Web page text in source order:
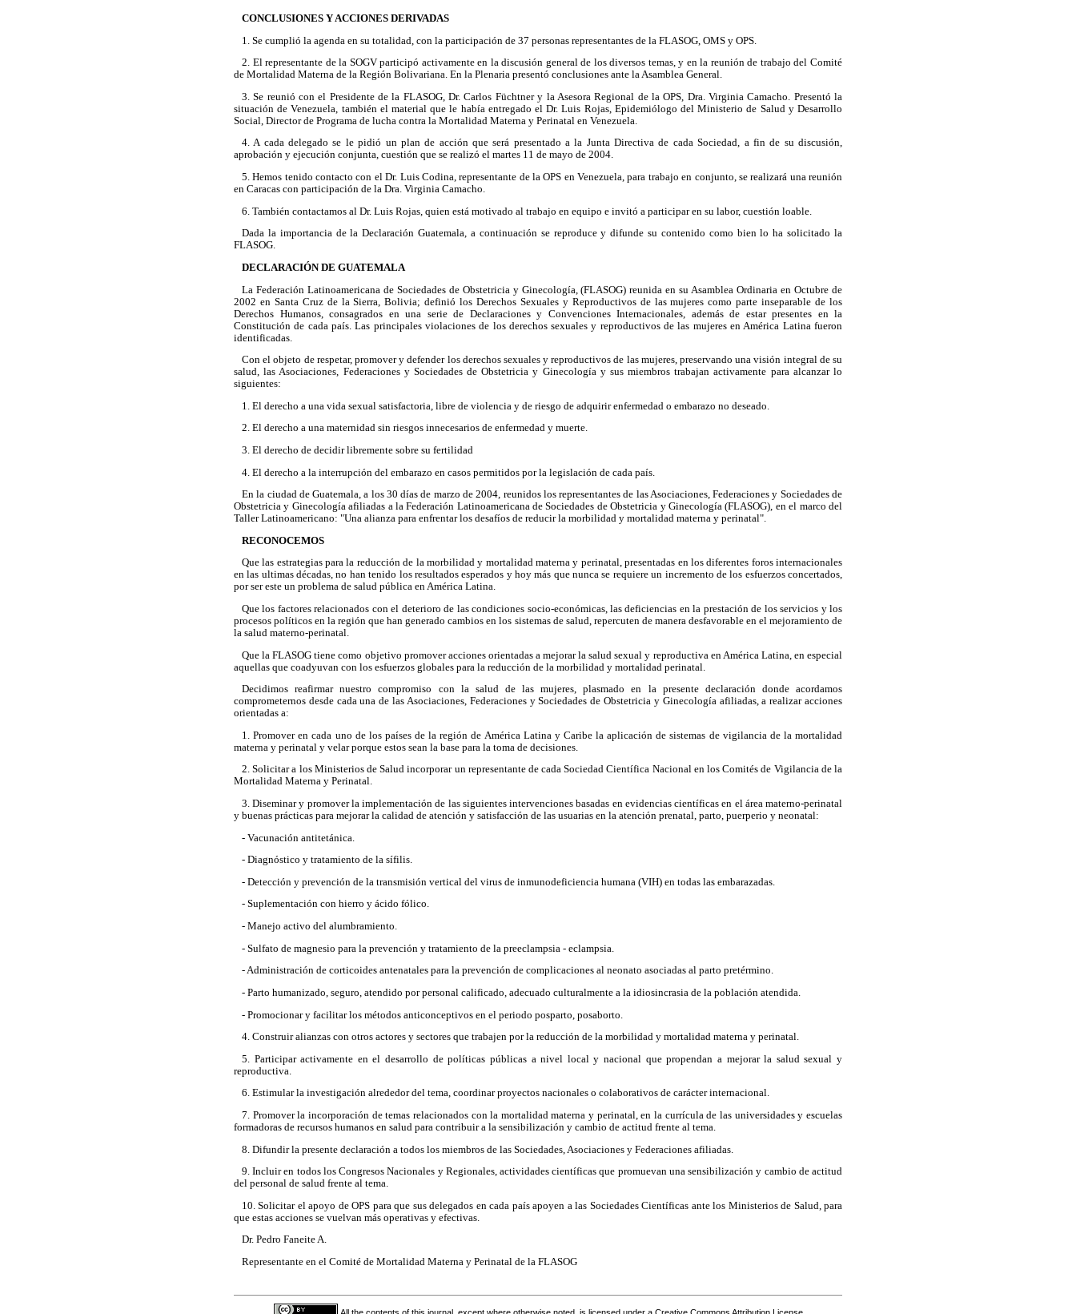
CONCLUSIONES Y ACCIONES DERIVADAS
1. Se cumplió la agenda en su totalidad, con la participación de 37 personas representantes de la FLASOG, OMS y OPS.
2. El representante de la SOGV participó activamente en la discusión general de los diversos temas, y en la reunión de trabajo del Comité
de Mortalidad Materna de la Región Bolivariana. En la Plenaria presentó conclusiones ante la Asamblea General.
3. Se reunió con el Presidente de la FLASOG, Dr. Carlos Füchtner y la Asesora Regional de la OPS, Dra. Virginia Camacho. Presentó la
situación de Venezuela, también el material que le había entregado el Dr. Luis Rojas, Epidemiólogo del Ministerio de Salud y Desarrollo
Social, Director de Programa de lucha contra la Mortalidad Materna y Perinatal en Venezuela.
4. A cada delegado se le pidió un plan de acción que será presentado a la Junta Directiva de cada Sociedad, a fin de su discusión,
aprobación y ejecución conjunta, cuestión que se realizó el martes 11 de mayo de 2004.
5. Hemos tenido contacto con el Dr. Luis Codina, representante de la OPS en Venezuela, para trabajo en conjunto, se realizará una reunión
en Caracas con participación de la Dra. Virginia Camacho.
6. También contactamos al Dr. Luis Rojas, quien está motivado al trabajo en equipo e invitó a participar en su labor, cuestión loable.
Dada la importancia de la Declaración Guatemala, a continuación se reproduce y difunde su contenido como bien lo ha solicitado la
FLASOG.
DECLARACIÓN DE GUATEMALA
La Federación Latinoamericana de Sociedades de Obstetricia y Ginecología, (FLASOG) reunida en su Asamblea Ordinaria en Octubre de
2002 en Santa Cruz de la Sierra, Bolivia; definió los Derechos Sexuales y Reproductivos de las mujeres como parte inseparable de los
Derechos Humanos, consagrados en una serie de Declaraciones y Convenciones Internacionales, además de estar presentes en la
Constitución de cada país. Las principales violaciones de los derechos sexuales y reproductivos de las mujeres en América Latina fueron
identificadas.
Con el objeto de respetar, promover y defender los derechos sexuales y reproductivos de las mujeres, preservando una visión integral de su
salud, las Asociaciones, Federaciones y Sociedades de Obstetricia y Ginecología y sus miembros trabajan activamente para alcanzar lo
siguientes:
1. El derecho a una vida sexual satisfactoria, libre de violencia y de riesgo de adquirir enfermedad o embarazo no deseado.
2. El derecho a una maternidad sin riesgos innecesarios de enfermedad y muerte.
3. El derecho de decidir libremente sobre su fertilidad
4. El derecho a la interrupción del embarazo en casos permitidos por la legislación de cada país.
En la ciudad de Guatemala, a los 30 días de marzo de 2004, reunidos los representantes de las Asociaciones, Federaciones y Sociedades de
Obstetricia y Ginecología afiliadas a la Federación Latinoamericana de Sociedades de Obstetricia y Ginecología (FLASOG), en el marco del
Taller Latinoamericano: "Una alianza para enfrentar los desafíos de reducir la morbilidad y mortalidad materna y perinatal".
RECONOCEMOS
Que las estrategias para la reducción de la morbilidad y mortalidad materna y perinatal, presentadas en los diferentes foros internacionales
en las ultimas décadas, no han tenido los resultados esperados y hoy más que nunca se requiere un incremento de los esfuerzos concertados,
por ser este un problema de salud pública en América Latina.
Que los factores relacionados con el deterioro de las condiciones socio-económicas, las deficiencias en la prestación de los servicios y los
procesos políticos en la región que han generado cambios en los sistemas de salud, repercuten de manera desfavorable en el mejoramiento de
la salud materno-perinatal.
Que la FLASOG tiene como objetivo promover acciones orientadas a mejorar la salud sexual y reproductiva en América Latina, en especial
aquellas que coadyuvan con los esfuerzos globales para la reducción de la morbilidad y mortalidad perinatal.
Decidimos reafirmar nuestro compromiso con la salud de las mujeres, plasmado en la presente declaración donde acordamos
comprometernos desde cada una de las Asociaciones, Federaciones y Sociedades de Obstetricia y Ginecología afiliadas, a realizar acciones
orientadas a:
1. Promover en cada uno de los países de la región de América Latina y Caribe la aplicación de sistemas de vigilancia de la mortalidad
materna y perinatal y velar porque estos sean la base para la toma de decisiones.
2. Solicitar a los Ministerios de Salud incorporar un representante de cada Sociedad Científica Nacional en los Comités de Vigilancia de la
Mortalidad Materna y Perinatal.
3. Diseminar y promover la implementación de las siguientes intervenciones basadas en evidencias científicas en el área materno-perinatal
y buenas prácticas para mejorar la calidad de atención y satisfacción de las usuarias en la atención prenatal, parto, puerperio y neonatal:
- Vacunación antitetánica.
- Diagnóstico y tratamiento de la sífilis.
- Detección y prevención de la transmisión vertical del virus de inmunodeficiencia humana (VIH) en todas las embarazadas.
- Suplementación con hierro y ácido fólico.
- Manejo activo del alumbramiento.
- Sulfato de magnesio para la prevención y tratamiento de la preeclampsia - eclampsia.
- Administración de corticoides antenatales para la prevención de complicaciones al neonato asociadas al parto pretérmino.
- Parto humanizado, seguro, atendido por personal calificado, adecuado culturalmente a la idiosincrasia de la población atendida.
- Promocionar y facilitar los métodos anticonceptivos en el periodo posparto, posaborto.
4. Construir alianzas con otros actores y sectores que trabajen por la reducción de la morbilidad y mortalidad materna y perinatal.
5. Participar activamente en el desarrollo de políticas públicas a nivel local y nacional que propendan a mejorar la salud sexual y
reproductiva.
6. Estimular la investigación alrededor del tema, coordinar proyectos nacionales o colaborativos de carácter internacional.
7. Promover la incorporación de temas relacionados con la mortalidad materna y perinatal, en la currícula de las universidades y escuelas
formadoras de recursos humanos en salud para contribuir a la sensibilización y cambio de actitud frente al tema.
8. Difundir la presente declaración a todos los miembros de las Sociedades, Asociaciones y Federaciones afiliadas.
9. Incluir en todos los Congresos Nacionales y Regionales, actividades científicas que promuevan una sensibilización y cambio de actitud
del personal de salud frente al tema.
10. Solicitar el apoyo de OPS para que sus delegados en cada país apoyen a las Sociedades Científicas ante los Ministerios de Salud, para
que estas acciones se vuelvan más operativas y efectivas.
Dr. Pedro Faneite A.
Representante en el Comité de Mortalidad Materna y Perinatal de la FLASOG